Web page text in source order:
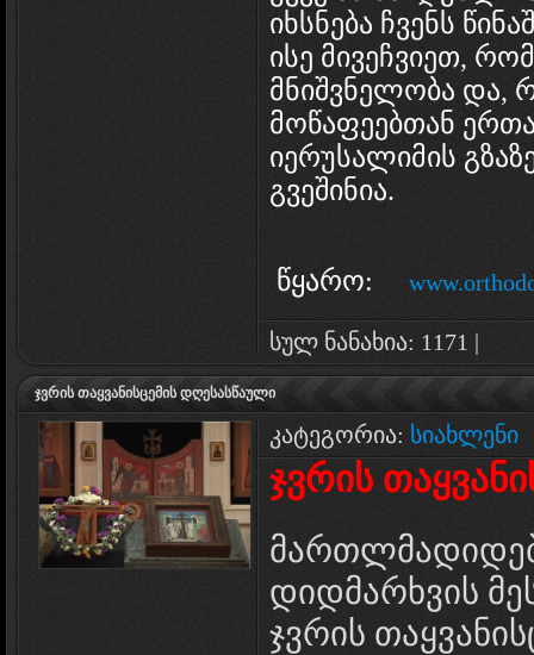
იხსნება ჩვენს
ისე მივეჩვიეთ,
მნიშვნელობა და,
მოწაფეებთან
იერუსალიმის
გვეშინია.
წყარო:
სულ ნანახია: 1171 |
ჯვრის თაყვანისცემის დღესასწაული
კატეგორია: სიახლენი
ჯვრის
დიდმარხვის
ჯვრის